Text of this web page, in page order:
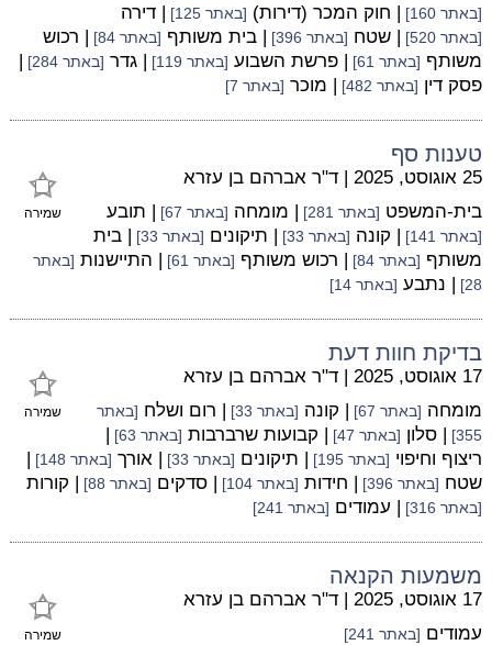
[באתר 160] | חוק המכר (דירות) [באתר 125] | דירה
[באתר 520] | שטח [באתר 396] | בית משותף [באתר 84]
| רכוש
משותף [באתר 61] | פרשת השבוע [באתר 119] | גדר [באתר 284]
|
פסק דין [באתר 482] | מוכר [באתר 7]
טענות סף
שמירה
25 אוגוסט, 2025 | ד"ר אברהם בן עזרא
בית-המשפט [באתר 281] | מומחה [באתר 67] | תובע
[באתר 141] | קונה [באתר 33] | תיקונים [באתר 33]
| בית
משותף [באתר 84] | רכוש משותף [באתר 61] | התיישנות [באתר
28]
| נתבע [באתר 14]
בדיקת חוות דעת
שמירה
17 אוגוסט, 2025 | ד"ר אברהם בן עזרא
מומחה [באתר 67] | קונה [באתר 33] | רום ושלח [באתר
355]
| סלון [באתר 47] | קבועות שרברבות [באתר 63]
|
ריצוף וחיפוי [באתר 195] | תיקונים [באתר 33] | אורך [באתר 148]
|
שטח [באתר 396] | חידות [באתר 104] | סדקים [באתר 88] | קורות
[באתר 316] | עמודים [באתר 241]
משמעות הקנאה
שמירה
17 אוגוסט, 2025 | ד"ר אברהם בן עזרא
עמודים [באתר 241]